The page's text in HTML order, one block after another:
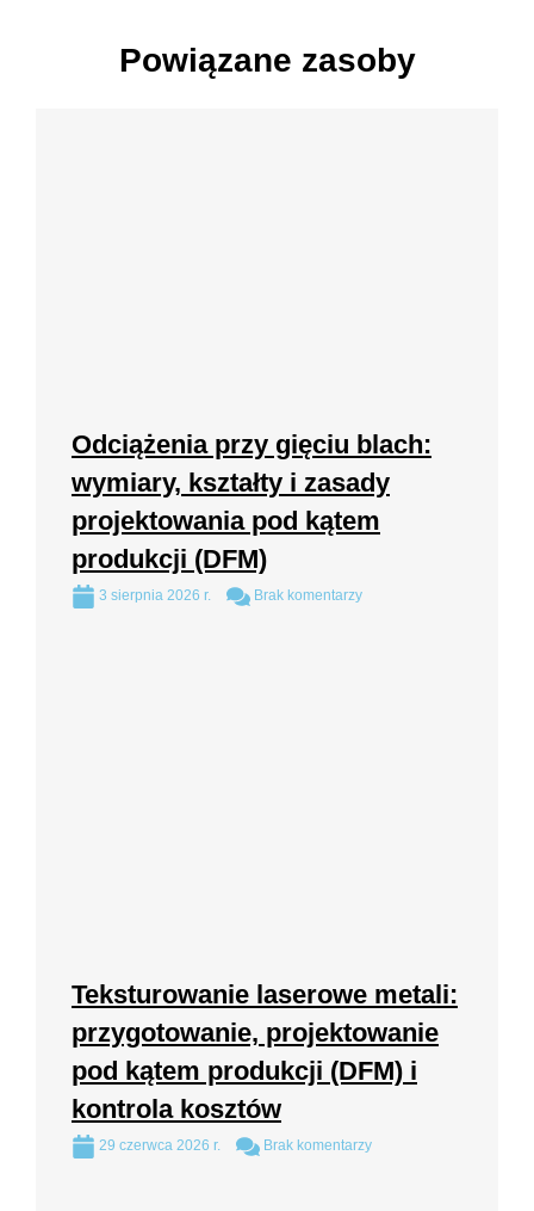
Powiązane zasoby
Odciążenia przy gięciu blach:
wymiary, kształty i zasady
projektowania pod kątem
produkcji (DFM)
3 sierpnia 2026 r. Brak komentarzy
Teksturowanie laserowe metali:
przygotowanie, projektowanie
pod kątem produkcji (DFM) i
kontrola kosztów
29 czerwca 2026 r. Brak komentarzy